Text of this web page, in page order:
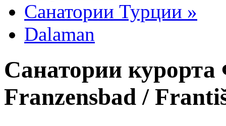
Санатории Турции »
Dalaman
Санатории
Franzensbad /